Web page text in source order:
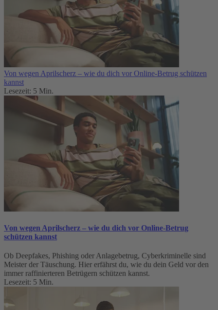
Von wegen Aprilscherz – wie du dich vor Online-Betrug schützen
kannst
Lesezeit: 5 Min.
Von wegen Aprilscherz – wie du dich vor Online-Betrug
schützen kannst
Ob Deepfakes, Phishing oder Anlagebetrug, Cyberkriminelle sind
Meister der Täuschung. Hier erfährst du, wie du dein Geld vor den
immer raffinierteren Betrügern schützen kannst.
Lesezeit: 5 Min.